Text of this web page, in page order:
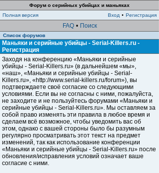
Форум о серийных убийцах и маньяках
Полная версия
Вход • Регистрация
FAQ • Поиск
Список форумов
Маньяки и серийные убийцы - Serial-Killers.ru -
Регистрация
Заходя на конференцию «Маньяки и серийные
убийцы - Serial-Killers.ru» (в дальнейшем «мы»,
«наш», «Маньяки и серийные убийцы - Serial-
Killers.ru», «http://www.serial-killers.ru/forum»), вы
подтверждаете своё согласие со следующими
условиями. Если вы не согласны с ними, пожалуйста,
не заходите и не пользуйтесь форумами «Маньяки и
серийные убийцы - Serial-Killers.ru». Мы оставляем за
собой право изменять эти правила в любое время и
сделаем всё возможное, чтобы уведомить вас об
этом, однако с вашей стороны было бы разумным
регулярно просматривать этот текст на предмет
изменений, так как использование конференции
«Маньяки и серийные убийцы - Serial-Killers.ru» после
обновления/исправления условий означает ваше
согласие с ними.